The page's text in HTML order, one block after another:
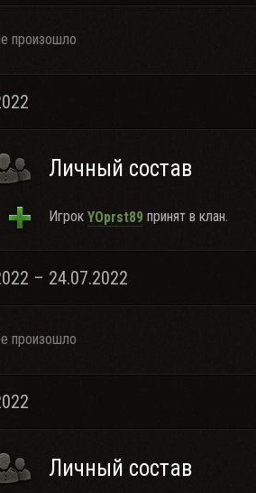
произошло
Личный состав
Игрок YOprst89 принят в клан.
– 24.07.2022
произошло
Личный состав